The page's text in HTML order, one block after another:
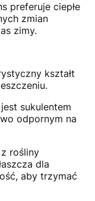
preferuje ciepłe
zmian
zimy.
kształt
sukulentem
odpornym na
rośliny
dla
aby trzymać